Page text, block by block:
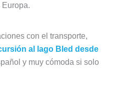
con el transporte,
al lago Bled desde
y muy cómoda si solo